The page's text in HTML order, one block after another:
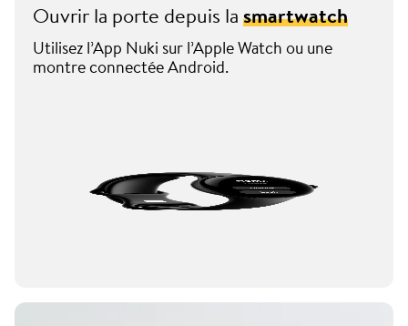
Ouvrir la porte depuis lasmartwatch
Utilisez l’App Nuki sur l’Apple Watch ou une
montre connectée Android.